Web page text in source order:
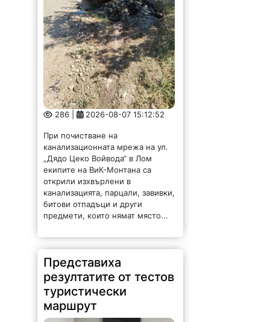
286 | 2026-08-07 15:12:52
При почистване на
канализационната мрежа на ул.
„Дядо Цеко Войвода“ в Лом
екипите на ВиК-Монтана са
открили изхвърлени в
канализацията, парцали, завивки,
битови отпадъци и други
предмети, които нямат място...
Представиха
резултатите от тестов
туристически
маршрут